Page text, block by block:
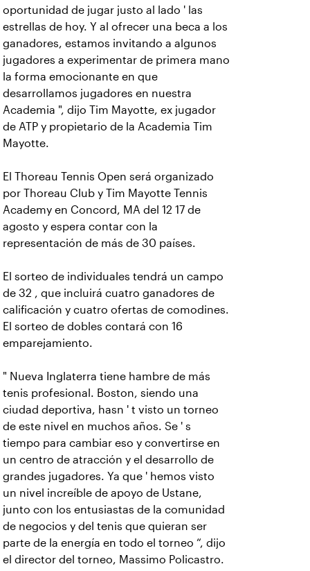
oportunidad de jugar justo al lado ' las
estrellas de hoy. Y al ofrecer una beca a los
ganadores, estamos invitando a algunos
jugadores a experimentar de primera mano
la forma emocionante en que
desarrollamos jugadores en nuestra
Academia ", dijo Tim Mayotte, ex jugador
de ATP y propietario de la Academia Tim
Mayotte.
El Thoreau Tennis Open será organizado
por Thoreau Club y Tim Mayotte Tennis
Academy en Concord, MA del 12 17 de
agosto y espera contar con la
representación de más de 30 países.
El sorteo de individuales tendrá un campo
de 32 , que incluirá cuatro ganadores de
calificación y cuatro ofertas de comodines.
El sorteo de dobles contará con 16
emparejamiento.
" Nueva Inglaterra tiene hambre de más
tenis profesional. Boston, siendo una
ciudad deportiva, hasn ' t visto un torneo
de este nivel en muchos años. Se ' s
tiempo para cambiar eso y convertirse en
un centro de atracción y el desarrollo de
grandes jugadores. Ya que ' hemos visto
un nivel increíble de apoyo de Ustane,
junto con los entusiastas de la comunidad
de negocios y del tenis que quieran ser
parte de la energía en todo el torneo “, dijo
el director del torneo, Massimo Policastro.